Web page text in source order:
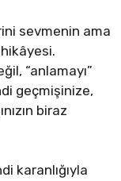
sevmenin ama
“anlamayı”
geçmişinize,
biraz
karanlığıyla